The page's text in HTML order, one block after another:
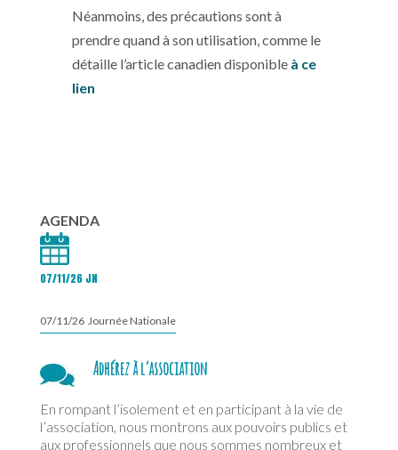
Néanmoins, des précautions sont à
prendre quand à son utilisation, comme le
détaille l’article canadien disponibleà ce
lien
AGENDA
07/11/26 JN
07/11/26 Journée Nationale
Adhérez à l’association
En rompant l’isolement et en participant à la vie de
l’association, nous montrons aux pouvoirs publics et
aux professionnels que nous sommes nombreux et